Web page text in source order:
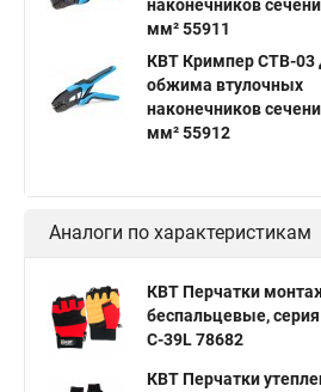
наконечников
мм² 55911
КВТ Кримпер CTB-03
обжима втулочных
наконечников
мм² 55912
Аналоги по характеристикам
КВТ Перчатки
беспальцевые,
С-39L 78682
КВТ Перчатки